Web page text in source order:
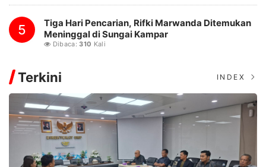
5
Tiga Hari Pencarian, Rifki Marwanda Ditemukan
Meninggal di Sungai Kampar
Dibaca:310 Kali
Terkini INDEX